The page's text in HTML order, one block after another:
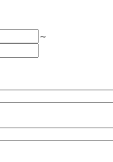
～